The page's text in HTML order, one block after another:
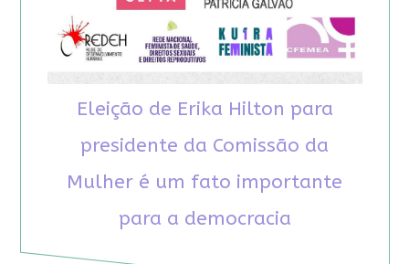
Eleição de Erika Hilton para
presidente da Comissão da
Mulher é um fato importante
para a democracia